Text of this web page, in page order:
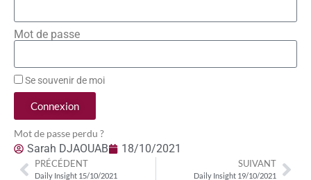
Mot de passe
Se souvenir de moi
Connexion
Mot de passe perdu ?
Sarah DJAOUAB 18/10/2021
PRÉCÉDENT
Daily Insight 15/10/2021
SUIVANT
Daily Insight 19/10/2021